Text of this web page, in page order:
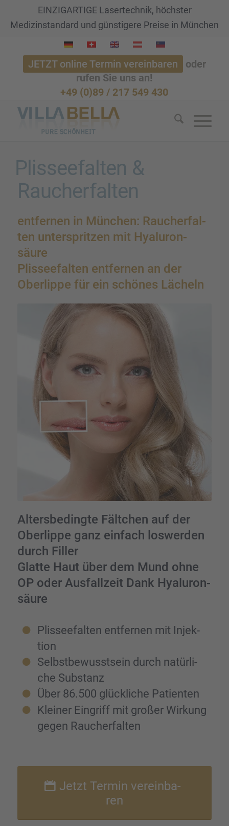
EINZIGARTIGE Lasertechnik, höchster
Medizinstandard und günstigere Preise in München
JETZT online Termin vereinbaren
oder
rufen Sie uns an!
+49 (0)89 / 217 549 430
Plissee­fal­ten &
Raucher­fal­ten
entfer­nen in München: Raucher­fal­
ten unter­sprit­zen mit Hyalu­ron­
säure
Plissee­fal­ten entfer­nen an der
Oberlippe für ein schönes Lächeln
Alters­be­dingte Fältchen auf der
Oberlippe ganz einfach loswer­den
durch Filler
Glatte Haut über dem Mund ohne
OP oder Ausfall­zeit Dank Hyalu­ron­
säure
Plissee­fal­ten entfer­nen mit Injek­
tion
Selbst­be­wusst­sein durch natür­li­
che Substanz
Über 86.500 glück­li­che Patien­ten
Kleiner Eingriff mit großer Wirkung
gegen Raucher­fal­ten
Jetzt Termin verein­ba­
ren